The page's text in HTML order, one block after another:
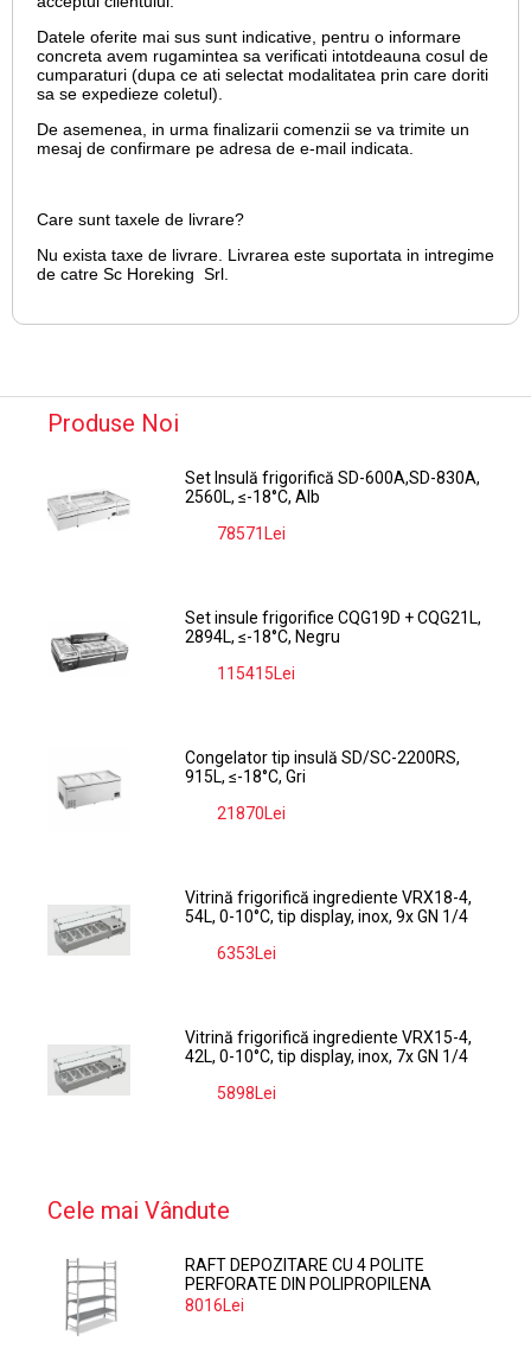
Datele oferite mai sus sunt indicative, pentru o informare
concreta avem rugamintea sa verificati intotdeauna cosul de
cumparaturi (dupa ce ati selectat modalitatea prin care doriti
sa se expedieze coletul).
De asemenea, in urma finalizarii comenzii se va trimite un
mesaj de confirmare pe adresa de e-mail indicata.
Care sunt taxele de livrare?
Nu exista taxe de livrare. Livrarea este suportata in intregime
de catre Sc Horeking Srl.
Produse Noi
Set Insulă frigorifică SD-600A,SD-830A,
2560L, ≤-18°C, Alb
78571Lei
Set insule frigorifice CQG19D + CQG21L,
2894L, ≤-18°C, Negru
115415Lei
Congelator tip insulă SD/SC-2200RS,
915L, ≤-18°C, Gri
21870Lei
Vitrină frigorifică ingrediente VRX18-4,
54L, 0-10°C, tip display, inox, 9x GN 1/4
6353Lei
Vitrină frigorifică ingrediente VRX15-4,
42L, 0-10°C, tip display, inox, 7x GN 1/4
5898Lei
Cele mai Vândute
RAFT DEPOZITARE CU 4 POLITE
PERFORATE DIN POLIPROPILENA
374*60 CM
8016Lei